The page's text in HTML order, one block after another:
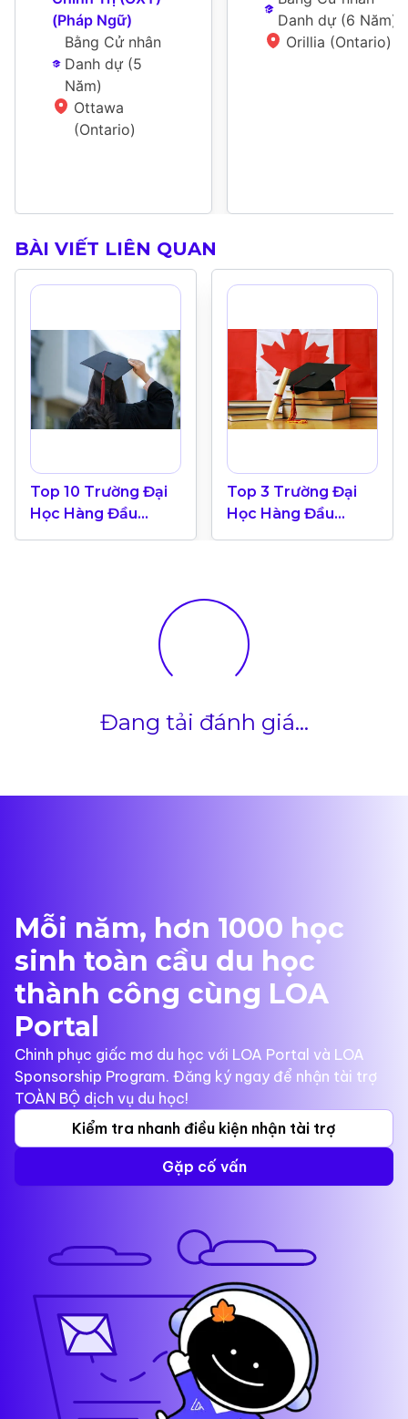
(Pháp Ngữ)
Bằng Cử nhân
Danh dự (5
Năm)
Ottawa
(Ontario)
Danh dự (6 Năm)
Orillia (Ontario)
BÀI VIẾT LIÊN QUAN
Top 10 Trường Đại
Học Hàng Đầu
Canada 2024
Top 3 Trường Đại
Học Hàng Đầu
Canada Theo Bảng
Đang tải đánh giá...
Mỗi năm, hơn 1000 học
sinh toàn cầu du học
thành công cùng LOA
Portal
Chinh phục giấc mơ du học với LOA Portal và LOA
Sponsorship Program. Đăng ký ngay để nhận tài trợ
TOÀN BỘ dịch vụ du học!
Kiểm tra nhanh điều kiện nhận tài trợ
Gặp cố vấn